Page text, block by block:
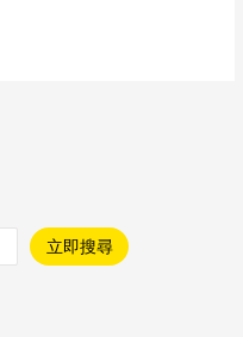
立即搜尋